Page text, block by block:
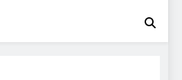
AL DIA •
Deportivo
#deportealdiaperiodico